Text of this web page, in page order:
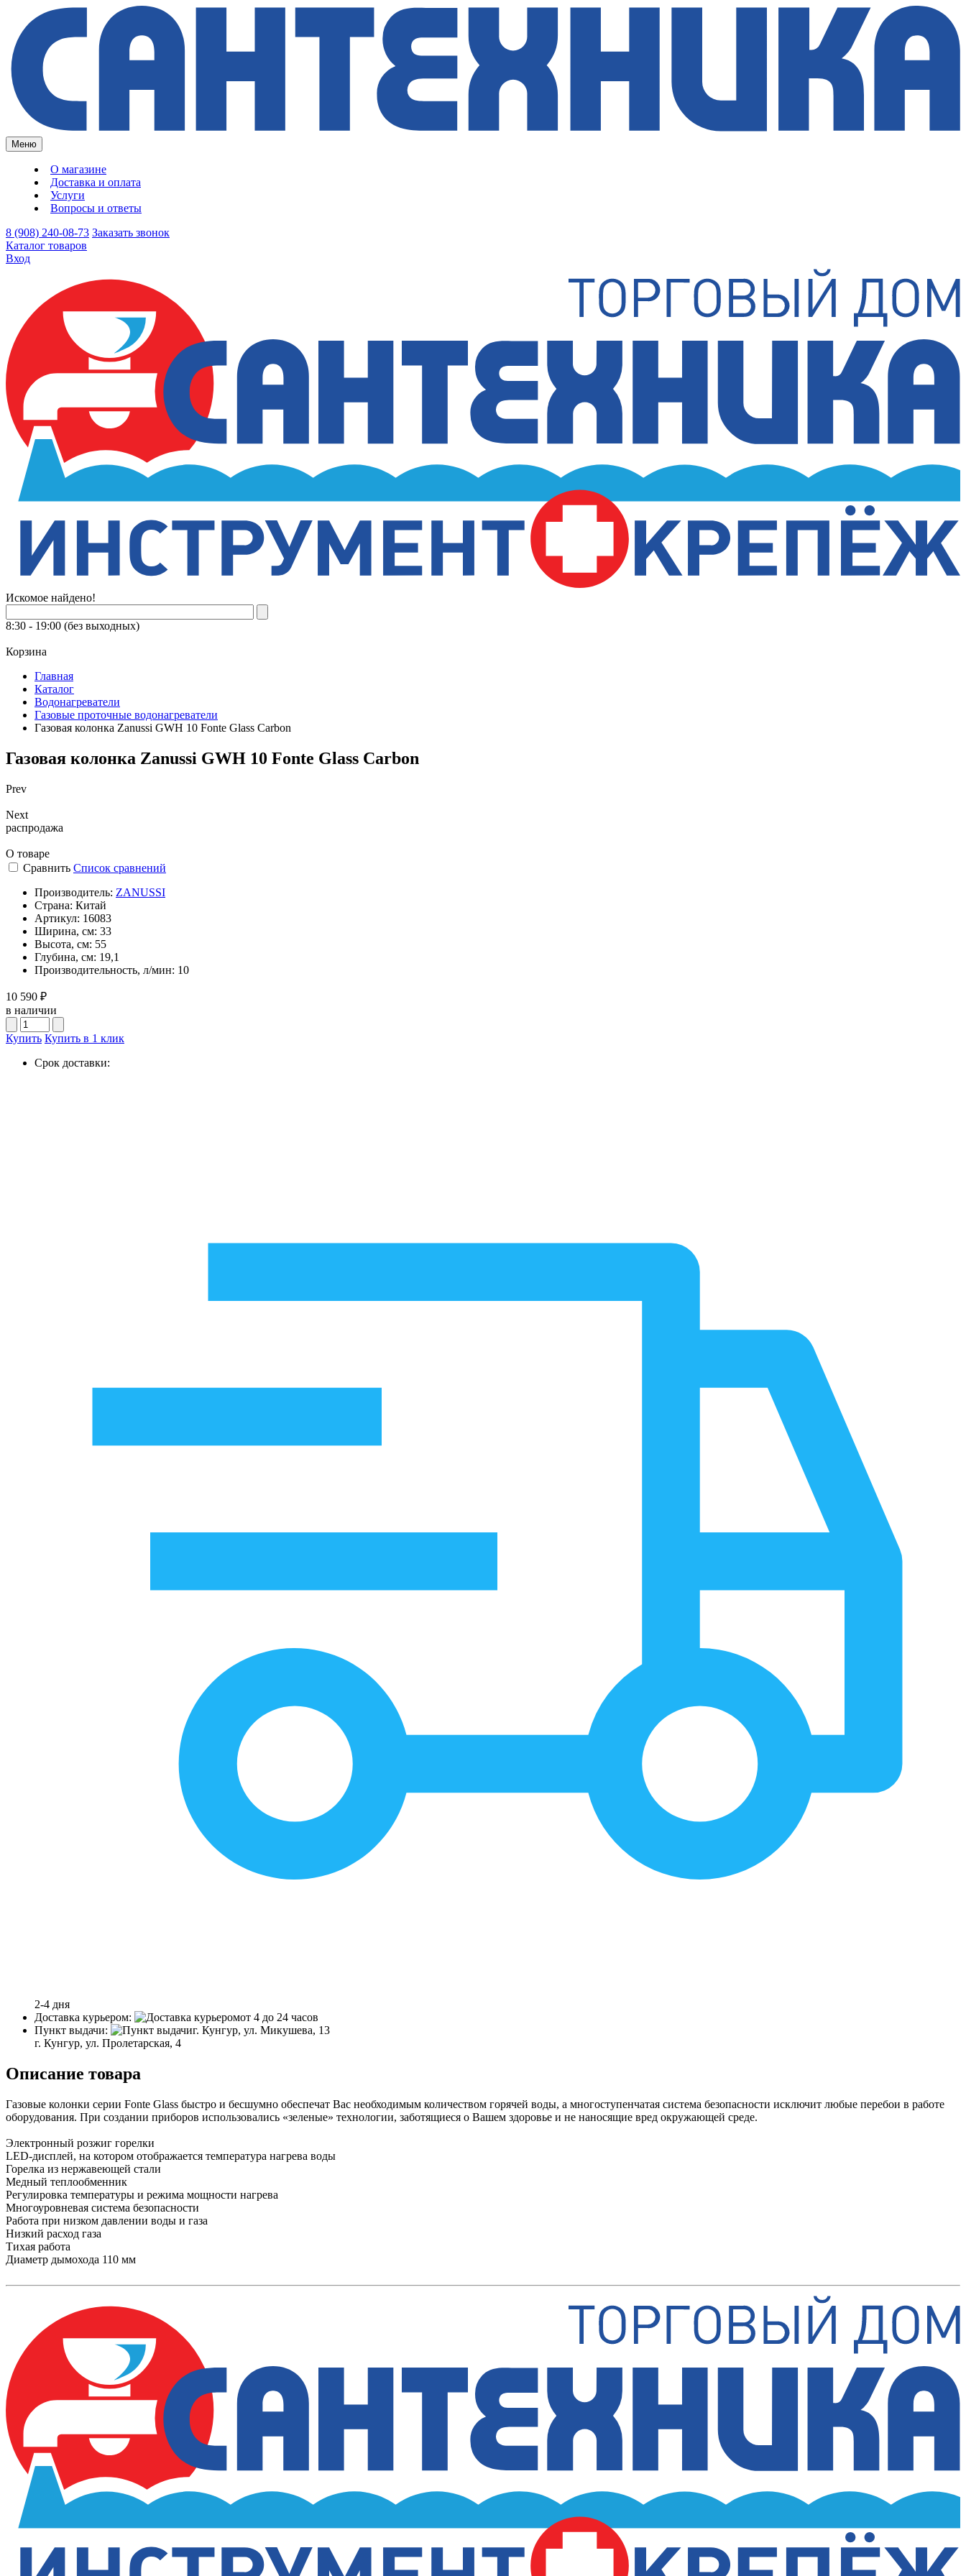
Меню
О магазине
Доставка и оплата
Услуги
Вопросы и ответы
8 (908) 240-08-73 Заказать звонок
Каталог товаров
Вход
Искомое найдено!
8:30 - 19:00 (без выходных)
Корзина
Главная
Каталог
Водонагреватели
Газовые проточные водонагреватели
Газовая колонка Zanussi GWH 10 Fonte Glass Carbon
Газовая колонка Zanussi GWH 10 Fonte Glass Carbon
Prev
Next
распродажа
О товаре
Сравнить Список сравнений
Производитель: ZANUSSI
Страна: Китай
Артикул: 16083
Ширина, см: 33
Высота, см: 55
Глубина, см: 19,1
Производительность, л/мин: 10
10 590 ₽
в наличии
Купить Купить в 1 клик
Срок доставки:
2-4 дня
Доставка курьером:
от 4 до 24 часов
Пункт выдачи:
г. Кунгур, ул. Микушева, 13
г. Кунгур, ул. Пролетарская, 4
Описание товара
Газовые колонки серии Fonte Glass быстро и бесшумно обеспечат Вас необходимым количеством горячей воды, а многоступенчатая система безопасности исключит любые перебои в работе
оборудования. При создании приборов использовались «зеленые» технологии, заботящиеся о Вашем здоровье и не наносящие вред окружающей среде.
Электронный розжиг горелки
LED-дисплей, на котором отображается температура нагрева воды
Горелка из нержавеющей стали
Медный теплообменник
Регулировка температуры и режима мощности нагрева
Многоуровневая система безопасности
Работа при низком давлении воды и газа
Низкий расход газа
Тихая работа
Диаметр дымохода 110 мм